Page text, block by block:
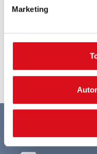
Marketing
VOUS N'AVEZ
S'IL VOUS